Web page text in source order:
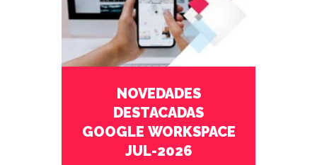
NOVEDADES
DESTACADAS
GOOGLE WORKSPACE
JUL-2026
julio 28 2026 No Comments